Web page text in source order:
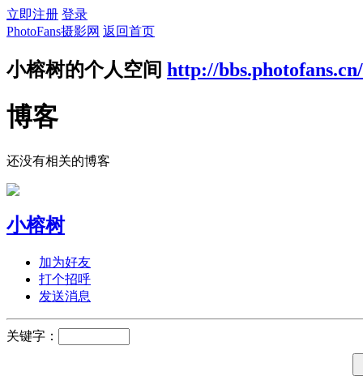
立即注册 登录
PhotoFans摄影网 返回首页
小榕树的个人空间 http://
博客
还没有相关的博客
小榕树
加为好友
打个招呼
发送消息
关键字：